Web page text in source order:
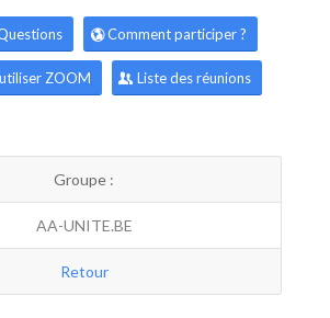
Comment participer ?
ZOOM Liste des réunions
Groupe :
AA-UNITE.BE
Retour